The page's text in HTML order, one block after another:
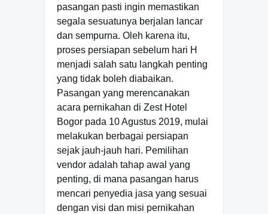
pasangan pasti ingin memastikan
segala sesuatunya berjalan lancar
dan sempurna. Oleh karena itu,
proses persiapan sebelum hari H
menjadi salah satu langkah penting
yang tidak boleh diabaikan.
Pasangan yang merencanakan
acara pernikahan di Zest Hotel
Bogor pada 10 Agustus 2019, mulai
melakukan berbagai persiapan
sejak jauh-jauh hari. Pemilihan
vendor adalah tahap awal yang
penting, di mana pasangan harus
mencari penyedia jasa yang sesuai
dengan visi dan misi pernikahan